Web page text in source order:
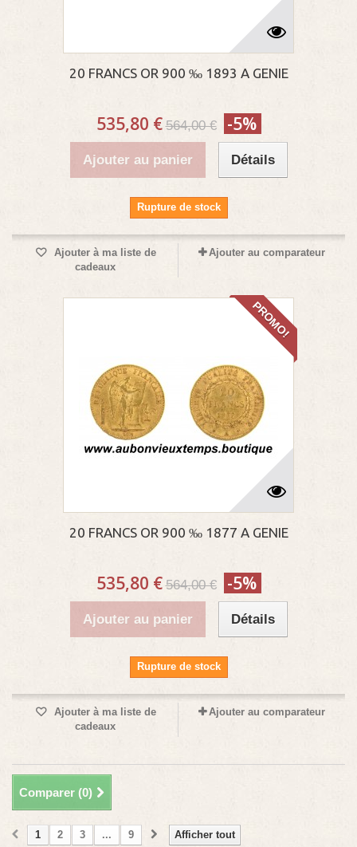
20 FRANCS OR 900 ‰ 1893 A GENIE
535,80 € 564,00 € -5%
Ajouter au panier Détails
Rupture de stock
Ajouter à ma liste de
cadeaux
Ajouter au comparateur
PROMO!
20 FRANCS OR 900 ‰ 1877 A GENIE
535,80 € 564,00 € -5%
Ajouter au panier Détails
Rupture de stock
Ajouter à ma liste de
cadeaux
Ajouter au comparateur
Comparer (0)
Afficher tout
1 2 3 ... 9